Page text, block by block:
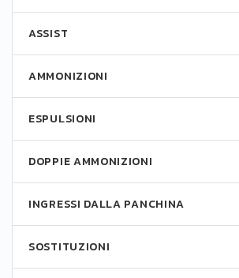
ASSIST
AMMONIZIONI
ESPULSIONI
DOPPIE AMMONIZIONI
INGRESSI DALLA PANCHINA
SOSTITUZIONI